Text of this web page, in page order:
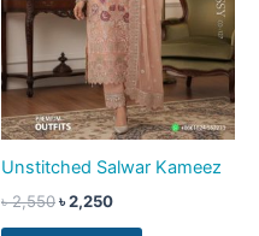
Unstitched Salwar Kameez
৳2,550৳2,250